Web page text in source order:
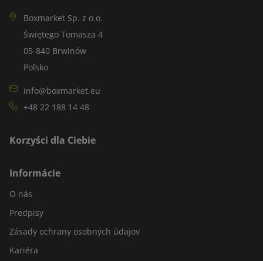
Boxmarket Sp. z o.o.
Świętego Tomasza 4
05-840 Brwinów
Poľsko
info@boxmarket.eu
+48 22 188 14 48
Korzyści dla Ciebie
Informácie
O nás
Predpisy
Zásady ochrany osobných údajov
Kariéra